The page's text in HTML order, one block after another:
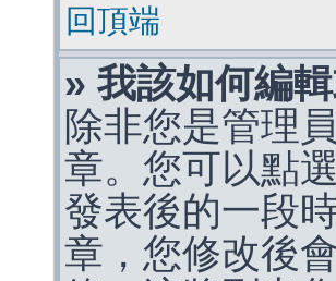
回頂端
» 我該如何編
除非您是管理
章。您可以點選
發表後的一段
章，您修改後